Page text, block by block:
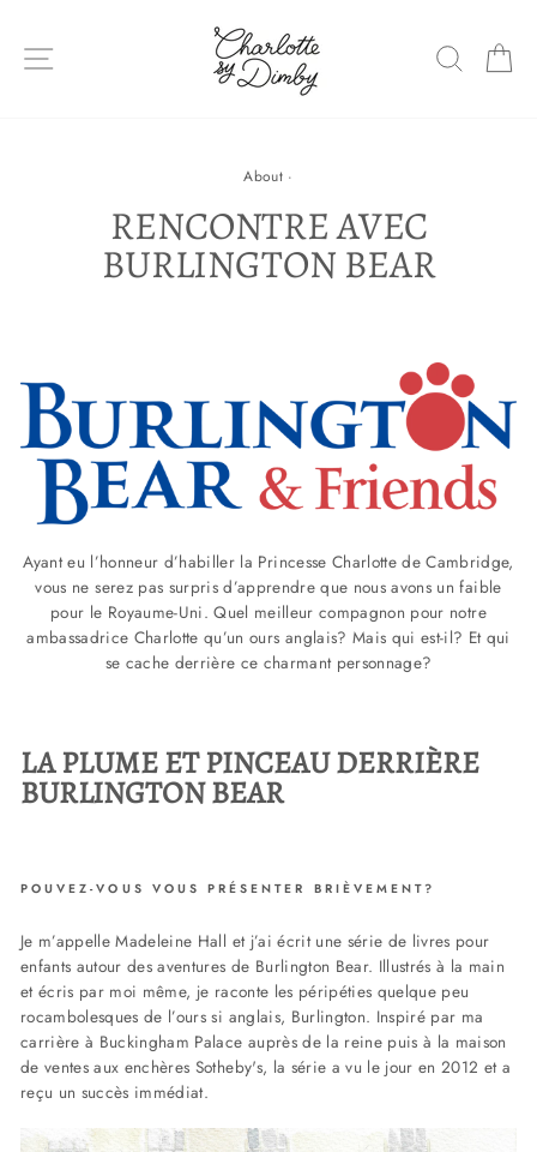
contenu
NAVIGATION DU SITE
About ·
RENCONTRE AVEC
BURLINGTON BEAR
Ayant eu l’honneur d’habiller la Princesse Charlotte de Cambridge,
vous ne serez pas surpris d’apprendre que nous avons un faible
pour le Royaume-Uni. Quel meilleur compagnon pour notre
ambassadrice Charlotte qu’un ours anglais? Mais qui est-il? Et qui
se cache derrière ce charmant personnage?
LA PLUME ET PINCEAU DERRIÈRE
BURLINGTON BEAR
POUVEZ-VOUS VOUS PRÉSENTER BRIÈVEMENT?
Je m’appelle Madeleine Hall et j’ai écrit une série de livres pour
enfants autour des aventures de Burlington Bear. Illustrés à la main
et écris par moi même, je raconte les péripéties quelque peu
rocambolesques de l’ours si anglais, Burlington. Inspiré par ma
carrière à Buckingham Palace auprès de la reine puis à la maison
de ventes aux enchères Sotheby's, la série a vu le jour en 2012 et a
reçu un succès immédiat.